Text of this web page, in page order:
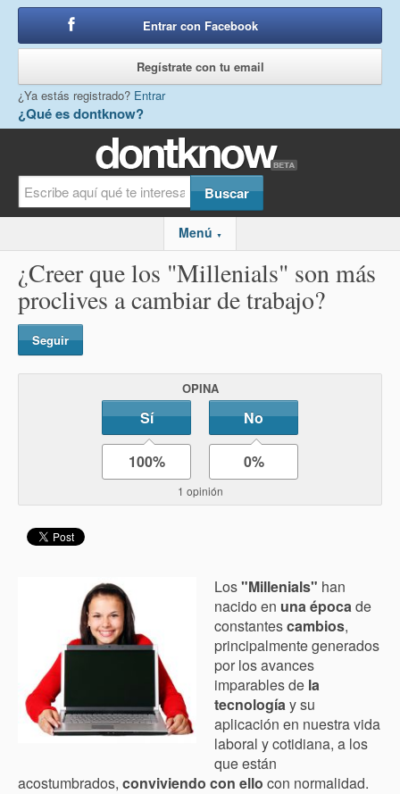
¿Qué es dontknow?
Entrar con Facebook
Regístrate con tu email
¿Ya estás registrado? Entrar
Menú ▼
¿Creer que los "Millenials" son más
proclives a cambiar de trabajo?
Seguir
OPINA
Sí No
100% 0%
1 opinión
Los"Millenials" han
nacido en una épocade
constantescambios,
principalmente generados
por los avances
imparables de la
tecnologíay su
aplicación en nuestra vida
laboral y cotidiana, a los
que están
acostumbrados, conviviendo con ello con normalidad.